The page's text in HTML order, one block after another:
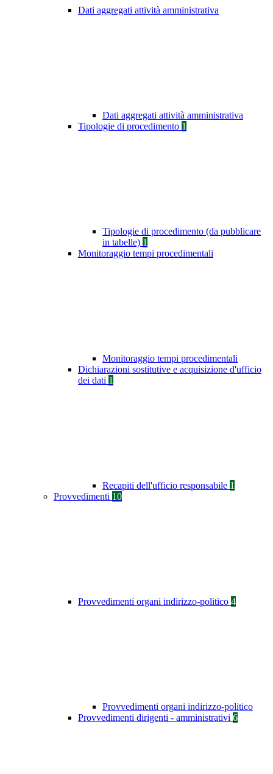
Dati aggregati attività amministrativa
Dati aggregati attività amministrativa
Tipologie di procedimento 1
Tipologie di procedimento (da pubblicare
in tabelle) 1
Monitoraggio tempi procedimentali
Monitoraggio tempi procedimentali
Dichiarazioni sostitutive e acquisizione d'ufficio
dei dati 1
Recapiti dell'ufficio responsabile 1
Provvedimenti 10
Provvedimenti organi indirizzo-politico 4
Provvedimenti organi indirizzo-politico
Provvedimenti dirigenti - amministrativi 6